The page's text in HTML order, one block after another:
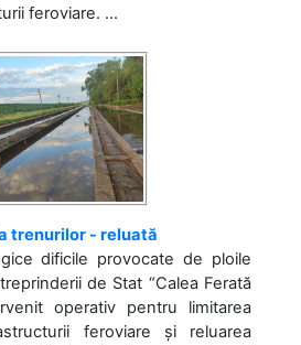
feroviare. ...
trenurilor - reluată
dificile provocate de ploile
de Stat “Calea Ferată
operativ pentru limitarea
feroviare și reluarea